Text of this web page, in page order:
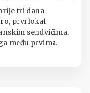
rada
tri dana
prvi lokal
sendvičima.
među prvima.